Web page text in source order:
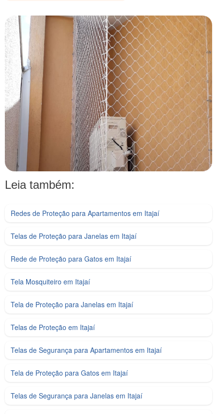
Leia também:
Redes de Proteção para Apartamentos em Itajaí
Telas de Proteção para Janelas em Itajaí
Rede de Proteção para Gatos em Itajaí
Tela Mosquiteiro em Itajaí
Tela de Proteção para Janelas em Itajaí
Telas de Proteção em Itajaí
Telas de Segurança para Apartamentos em Itajaí
Tela de Proteção para Gatos em Itajaí
Telas de Segurança para Janelas em Itajaí